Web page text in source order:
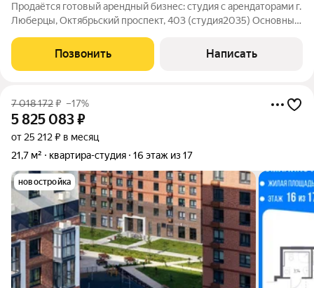
Продаётся готовый арендный бизнес: студия с арендаторами г.
Люберцы, Октябрьский проспект, 403 (студия2035) Основные
бизнес (арендаторы уже заселены); Расположение: 2 й этаж
современного
Позвонить Написать
7 018 172₽ –17%
5 825 083₽
от 25 212 ₽ в месяц
21,7 м²
квартира-студия 16 этаж из 17
новостройка